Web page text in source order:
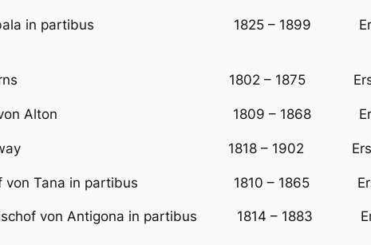
Gabala in partibus 1825 – 1899
von Ferns 1802 – 1875
Bischof von Alton 1809 – 1868
von Galway 1818 – 1902
von Tana in partibus 1810 – 1865
Bischof von Antigona in partibus 1814 – 1883